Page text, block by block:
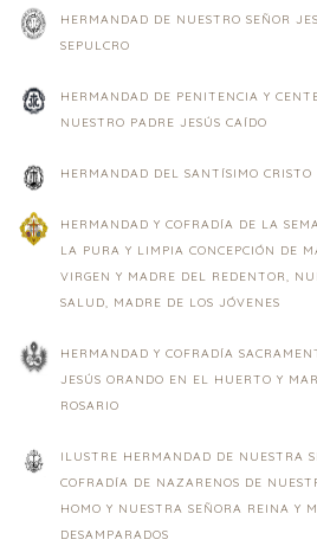
HERMANDAD DE NUESTRO SEÑOR
SEPULCRO
HERMANDAD DE PENITENCIA Y
NUESTRO PADRE JESÚS CAÍDO
HERMANDAD DEL SANTÍSIMO CRISTO
HERMANDAD Y COFRADÍA DE LA
LA PURA Y LIMPIA CONCEPCIÓN DE
VIRGEN Y MADRE DEL REDENTOR,
SALUD, MADRE DE LOS JÓVENES
HERMANDAD Y COFRADÍA
JESÚS ORANDO EN EL HUERTO Y
ROSARIO
ILUSTRE HERMANDAD DE NUESTRA
COFRADÍA DE NAZARENOS DE
HOMO Y NUESTRA SEÑORA REINA Y
DESAMPARADOS